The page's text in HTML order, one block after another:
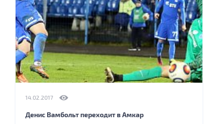
14.02.2017
Денис Вамбольт переходит в Амкар